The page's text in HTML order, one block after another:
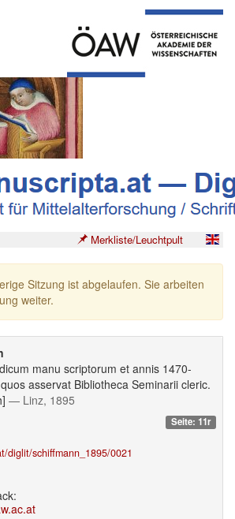
Merkliste/Leuchtpult
Sitzung ist abgelaufen. Sie arbeiten
weiter.
manu scriptorum et annis 1470-
asservat Bibliotheca Seminarii cleric.
— Linz, 1895
Seite: 11r
diglit/schiffmann_1895/0021